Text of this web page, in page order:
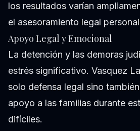
los resultados varían
el asesoramiento legal
Apoyo Legal y Emocional
La detención y las demoras
estrés significativo. Vasquez
solo defensa legal sino
apoyo a las familias durante
difíciles.